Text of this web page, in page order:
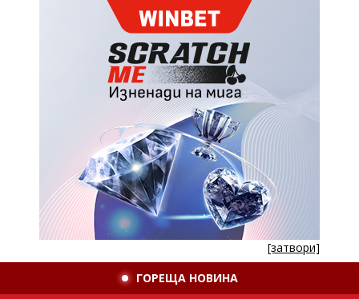
[затвори]
ГОРЕЩА НОВИНА